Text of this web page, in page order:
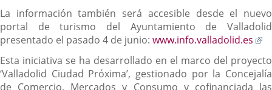
La información también será accesible desde el nuevo
portal de turismo del Ayuntamiento de Valladolid
presentado el pasado 4 de junio: www.info.valladolid.es
Esta iniciativa se ha desarrollado en el marco del proyecto
‘Valladolid Ciudad Próxima’, gestionado por la Concejalía
de Comercio, Mercados y Consumo y cofinanciada las